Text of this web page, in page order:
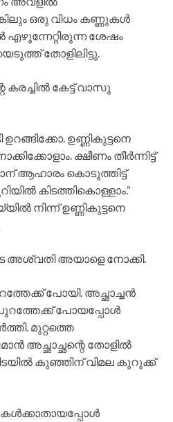
ഒരു വിധം കണ്ണുകൾ
ശേഷം
തോളിലിട്ടു.
കരച്ചിൽ കേട്ട് വാസു
ഉണ്ണികുട്ടനെ
ക്ഷീണം തീർന്നിട്ട്
ആഹാരം കൊടുത്തിട്ട്
കിടത്തികൊള്ളാം.”
നിന്ന് ഉണ്ണികുട്ടനെ
അശ്വതി അയാളെ നോക്കി.
പോയി. അച്ഛാച്ചൻ
പോയപ്പോൾ
മുറ്റത്തെ
അച്ഛാച്ഛന്റെ തോളിൽ
കുഞ്ഞിന് വിമല കുറുക്ക്
കേൾക്കാതായപ്പോൾ